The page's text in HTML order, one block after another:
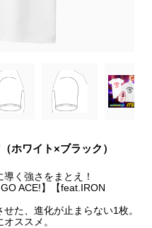
ホワイト×ブラック）
く強さをまとえ！
ACE!】【feat.IRON
た、進化が止まらない1枚。
ススメ。